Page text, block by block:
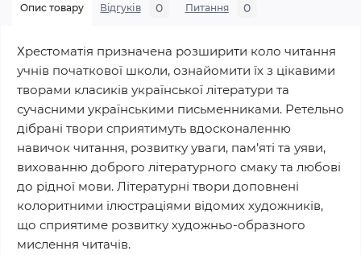
Опис товару Відгуків 0 Питання 0
Хрестоматія призначена розширити коло читання
учнів початкової школи, ознайомити їх з цікавими
творами класиків української літератури та
сучасними українськими письменниками. Ретельно
дібрані твори сприятимуть вдосконаленню
навичок читання, розвитку уваги, пам’яті та уяви,
вихованню доброго літературного смаку та любові
до рідної мови. Літературні твори доповнені
колоритними ілюстраціями відомих художників,
що сприятиме розвитку художньо-образного
мислення читачів.